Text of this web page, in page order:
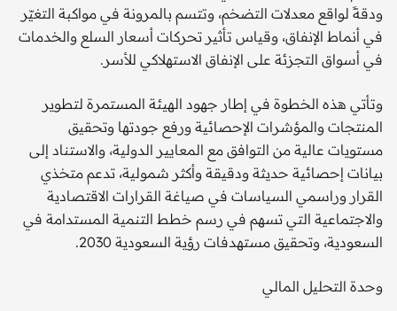
ودقةً لواقع معدلات التضخم، وتتسم بالمرونة في مواكبة التغيّر
في أنماط الإنفاق، وقياس تأثير تحركات أسعار السلع والخدمات
في أسواق التجزئة على الإنفاق الاستهلاكي للأسر.
وتأتي هذه الخطوة في إطار جهود الهيئة المستمرة لتطوير
المنتجات والمؤشرات الإحصائية ورفع جودتها وتحقيق
مستويات عالية من التوافق مع المعايير الدولية، والاستناد إلى
بيانات إحصائية حديثة ودقيقة وأكثر شمولية، تدعم متخذي
القرار وراسمي السياسات في صياغة القرارات الاقتصادية
والاجتماعية التي تسهم في رسم خطط التنمية المستدامة في
السعودية، وتحقيق مستهدفات رؤية السعودية 2030.
وحدة التحليل المالي